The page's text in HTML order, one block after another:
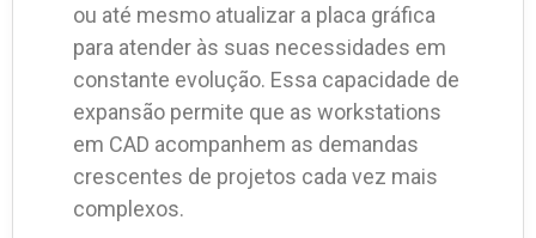
ou até mesmo atualizar a placa gráfica
para atender às suas necessidades em
constante evolução. Essa capacidade de
expansão permite que as workstations
em CAD acompanhem as demandas
crescentes de projetos cada vez mais
complexos.